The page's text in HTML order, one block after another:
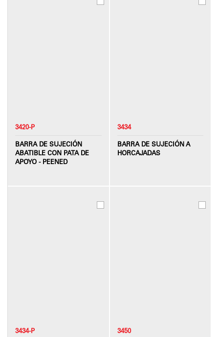
3420-P
BARRA DE SUJECIÓN
ABATIBLE CON PATA DE
APOYO - PEENED
3434
BARRA DE SUJECIÓN A
HORCAJADAS
3434-P 3450